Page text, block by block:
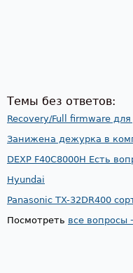
Темы без ответов:
Recovery/Full firmware для
Занижена дежурка в
DEXP F40C8000H Есть
Hyundai
Panasonic TX-32DR400
Посмотреть все вопросы